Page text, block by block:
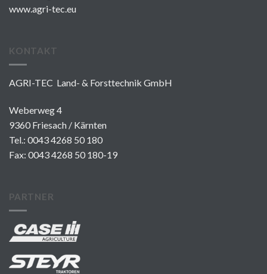
www.agri-tec.eu
KONTAKT
AGRI-TEC Land- & Forsttechnik GmbH
Weberweg 4
9360 Friesach / Kärnten
Tel.: 0043 4268 50 180
Fax: 0043 4268 50 180-19
PARTNER